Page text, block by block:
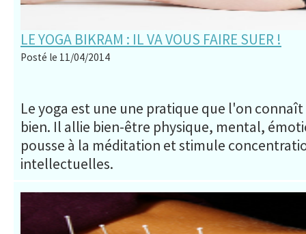
LE YOGA BIKRAM : IL VA VOUS FAIRE SUER !
Posté le 11/04/2014
Le yoga est une une pratique que l'on
bien. Il allie bien-être physique, mental,
pousse à la méditation et stimule
intellectuelles.